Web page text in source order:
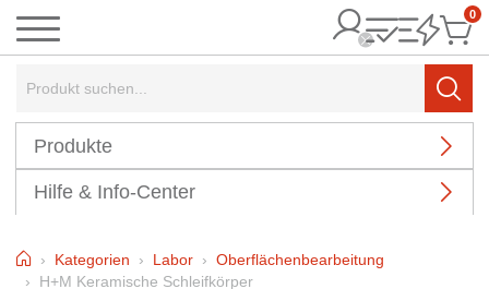
Menü
0
Produkte
Hilfe & Info-Center
HomeKategorien Labor
Oberflächenbearbeitung
H+M Keramische Schleifkörper